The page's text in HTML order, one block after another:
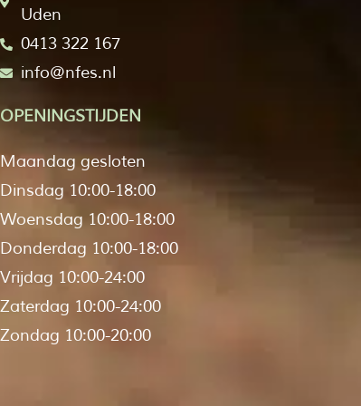
Uden
0413 322 167
info@nfes.nl
OPENINGSTIJDEN
Maandag gesloten
Dinsdag 10:00-18:00
Woensdag 10:00-18:00
Donderdag 10:00-18:00
Vrijdag 10:00-24:00
Zaterdag 10:00-24:00
Zondag 10:00-20:00